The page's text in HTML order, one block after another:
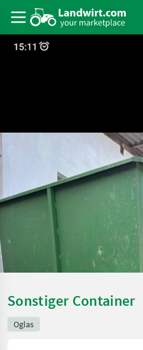
Sonstiger Container
Oglas